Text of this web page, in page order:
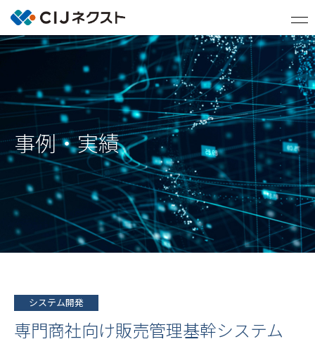
事例・実績
システム開発
専門商社向け販売管理基幹システム